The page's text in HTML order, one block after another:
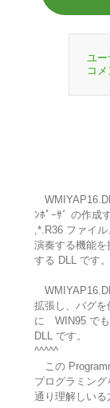
ユ
コメ
ﾝﾎﾟｰｻﾞ の作成
,*.R36 ファイ
演奏する機能を
する DLL です。
拡張し、バグを
に WIN95 でも
DLL です。
^^^^^
この
プログラミング
通り理解しいる